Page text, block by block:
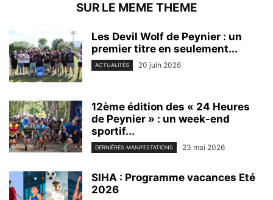
SUR LE MEME THEME
Les Devil Wolf de Peynier : un
premier titre en seulement...
ACTUALITÉS 20 juin 2026
12ème édition des « 24 Heures
de Peynier » : un week-end
sportif...
DERNIÈRES MANIFESTATIONS 23 mai 2026
SIHA : Programme vacances Eté
2026